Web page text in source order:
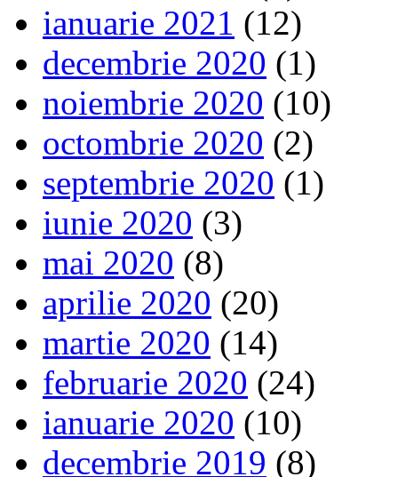
ianuarie 2021 (12)
decembrie 2020 (1)
noiembrie 2020 (10)
octombrie 2020 (2)
septembrie 2020 (1)
iunie 2020 (3)
mai 2020 (8)
aprilie 2020 (20)
martie 2020 (14)
februarie 2020 (24)
ianuarie 2020 (10)
decembrie 2019 (8)